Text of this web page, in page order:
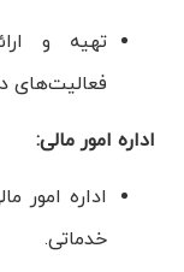
تهیه و
فعالیت‌های
اداره امور مالی:
اداره امور
خدماتی.